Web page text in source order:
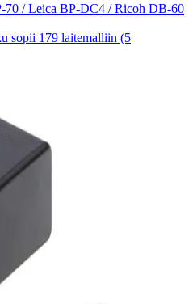
70 / Leica BP-DC4 / Ricoh DB-60
sopii 179 laitemalliin (5